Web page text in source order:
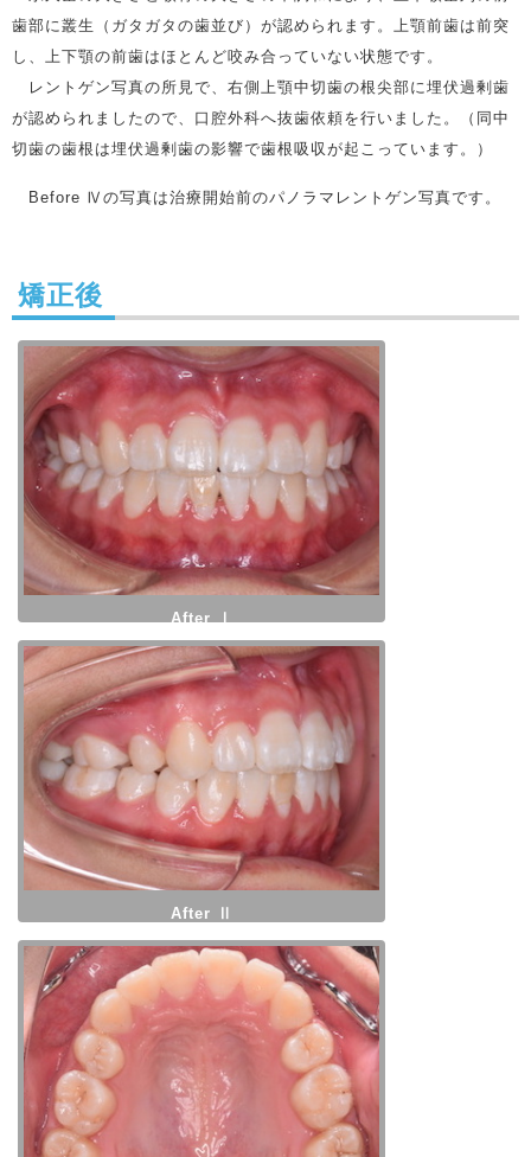
歯部に叢生（ガタガタの歯並び）が認められます。上顎前歯は前突
し、上下顎の前歯はほとんど咬み合っていない状態です。
レントゲン写真の所見で、右側上顎中切歯の根尖部に埋伏過剰歯
が認められましたので、口腔外科へ抜歯依頼を行いました。（同中
切歯の歯根は埋伏過剰歯の影響で歯根吸収が起こっています。）
Before Ⅳの写真は治療開始前のパノラマレントゲン写真です。
矯正後
After Ⅰ
After Ⅱ